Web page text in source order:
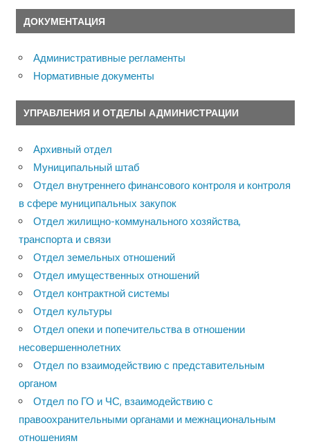
ДОКУМЕНТАЦИЯ
Административные регламенты
Нормативные документы
УПРАВЛЕНИЯ И ОТДЕЛЫ АДМИНИСТРАЦИИ
Архивный отдел
Муниципальный штаб
Отдел внутреннего финансового контроля и контроля
в сфере муниципальных закупок
Отдел жилищно-коммунального хозяйства,
транспорта и связи
Отдел земельных отношений
Отдел имущественных отношений
Отдел контрактной системы
Отдел культуры
Отдел опеки и попечительства в отношении
несовершеннолетних
Отдел по взаимодействию с представительным
органом
Отдел по ГО и ЧС, взаимодействию с
правоохранительными органами и межнациональным
отношениям